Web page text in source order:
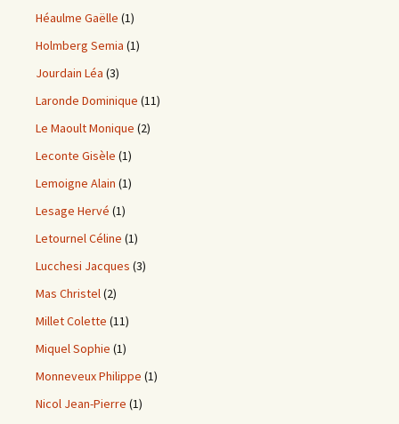
Héaulme Gaëlle (1)
Holmberg Semia (1)
Jourdain Léa (3)
Laronde Dominique (11)
Le Maoult Monique (2)
Leconte Gisèle (1)
Lemoigne Alain (1)
Lesage Hervé (1)
Letournel Céline (1)
Lucchesi Jacques (3)
Mas Christel(2)
Millet Colette (11)
Miquel Sophie (1)
Monneveux Philippe (1)
Nicol Jean-Pierre (1)